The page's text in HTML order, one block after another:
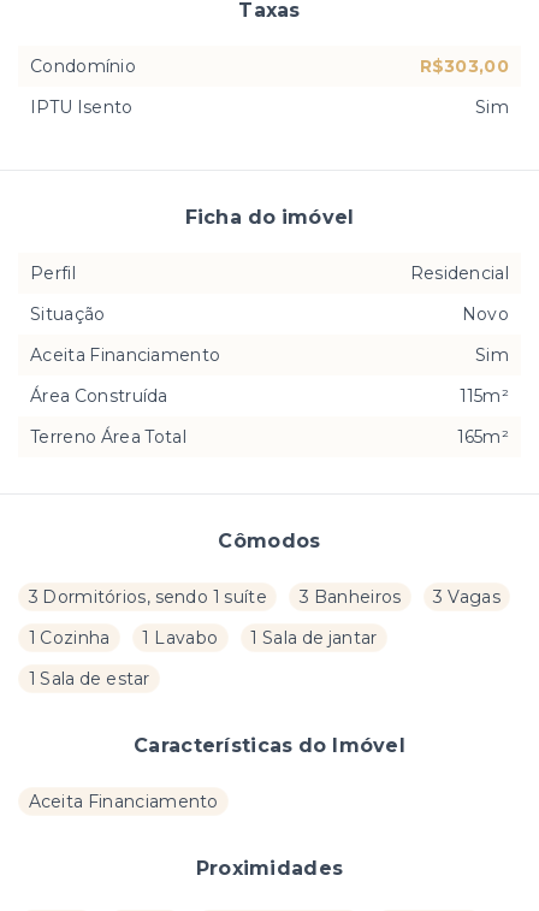
Cômodos
3 Dormitórios, sendo 1 suíte 3 Banheiros
3 Vagas
1 Cozinha
1 Lavabo
1 Sala de jantar
1 Sala de estar
Características do Imóvel
Aceita Financiamento
Proximidades
Taxas
Condomínio
R$303,00
IPTU Isento
Sim
Ficha do imóvel
Perfil
Residencial
Situação
Novo
Aceita Financiamento
Sim
Área Construída
115m²
Terreno Área Total
165m²